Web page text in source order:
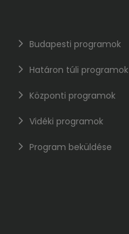
Budapesti programok
Határon túli programok
Központi programok
Vidéki programok
Program beküldése